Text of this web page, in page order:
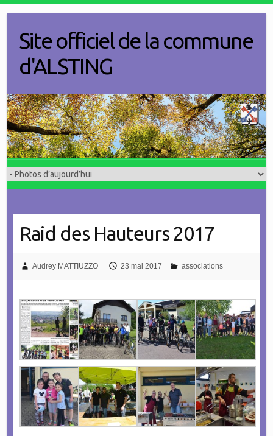
contentSite officiel de la commune
d'ALSTING
Raid des Hauteurs 2017
Audrey MATTIUZZO 23 mai 2017 associations